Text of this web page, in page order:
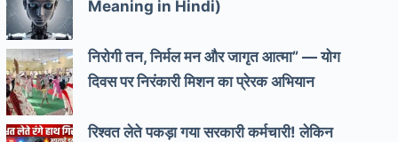
Meaning in Hindi)
निरोगी तन, निर्मल मन और जागृत आत्मा” — योग
दिवस पर निरंकारी मिशन का प्रेरक अभियान
रिश्वत लेते पकड़ा गया सरकारी कर्मचारी! लेकिन